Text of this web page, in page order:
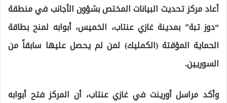
أعاد مركز تحديث البيانات المختص بشؤون الأجانب في منطقة
“دوز تبة” بمدينة غازي عنتاب، الخميس، أبوابه لمنح بطاقة
الحماية المؤقتة (الكمليك) لمن لم يحصل عليها سابقاً من
السوريين.
وأكد مراسل أورينت في غازي عنتاب، أن المركز فتح أبوابه